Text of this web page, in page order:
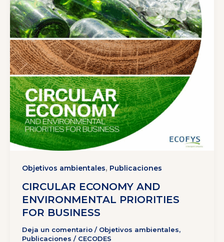
Objetivos ambientales, Publicaciones
CIRCULAR ECONOMY AND
ENVIRONMENTAL PRIORITIES
FOR BUSINESS
Deja un comentario / Objetivos ambientales,
Publicaciones / CECODES